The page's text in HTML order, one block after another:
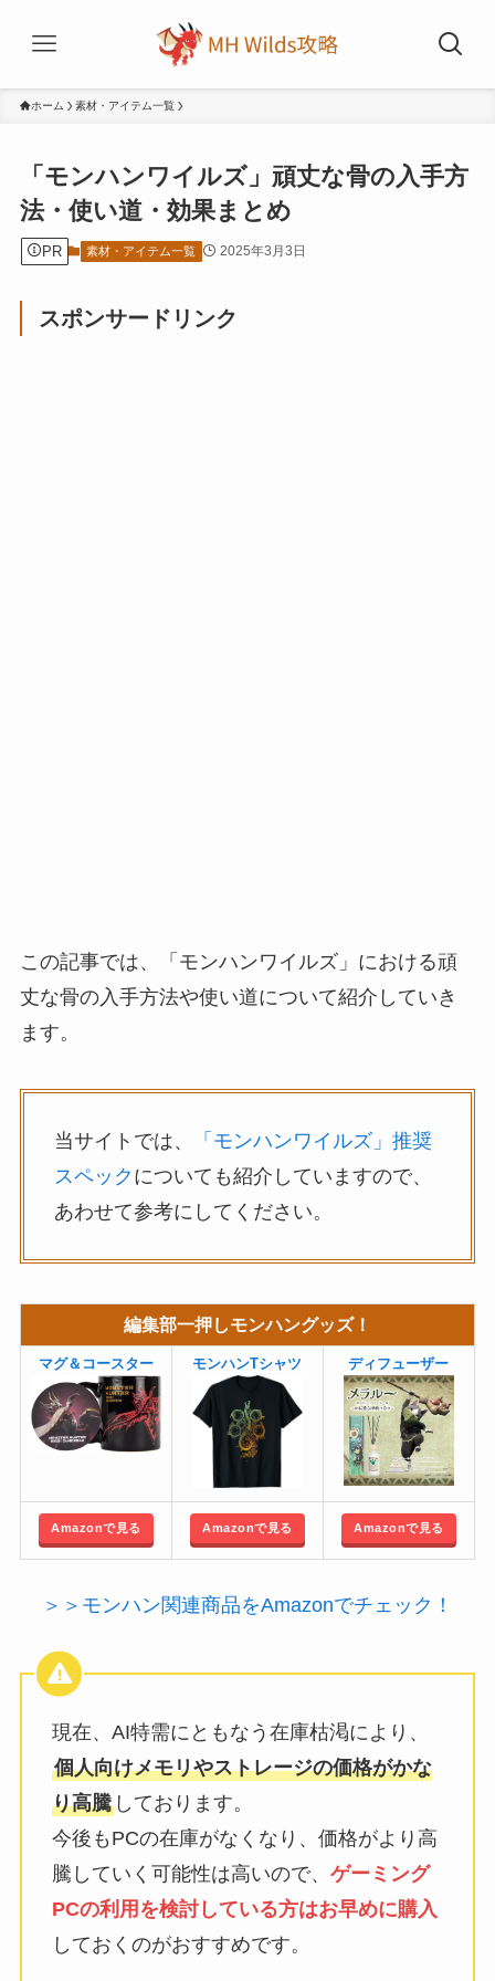
ホーム 素材・アイテム一覧
「モンハンワイルズ」頑丈な骨の入手方
法・使い道・効果まとめ
PR 素材・アイテム一覧 2025年3月3日
スポンサードリンク
この記事では、「モンハンワイルズ」における頑
丈な骨の入手方法や使い道について紹介していき
ます。
当サイトでは、
「モンハンワイルズ」推奨
スペック についても紹介していますので、
あわせて参考にしてください。
編集部一押しモンハングッズ！
マグ＆コースター モンハンTシャツ ディフューザー
Amazonで見る Amazonで見る Amazonで見る
＞＞モンハン関連商品をAmazonでチェック！
現在、AI特需にともなう在庫枯渇により、
個人向けメモリやストレージの価格がかな
り高騰しております。
今後もPCの在庫がなくなり、価格がより高
騰していく可能性は高いので、 ゲーミング
PCの利用を検討している方はお早めに購入
しておくのがおすすめです。